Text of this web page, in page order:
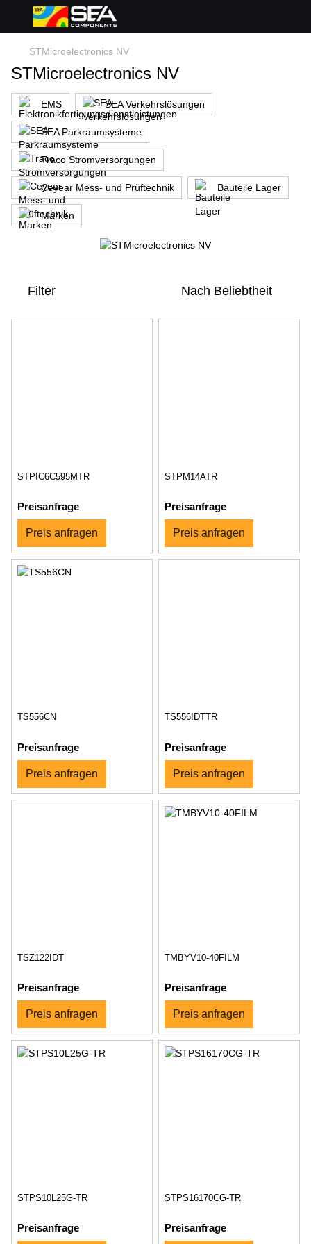
STMicroelectronics NV
STMicroelectronics NV
EMS SEA Verkehrslösungen
SEA Parkraumsysteme
Traco Stromversorgungen
Ceyear Mess- und Prüftechnik Bauteile Lager
Marken
Filter Nach Beliebtheit
STPIC6C595MTR
Preisanfrage
Preis anfragen
STPM14ATR
Preisanfrage
Preis anfragen
TS556CN
Preisanfrage
Preis anfragen
TS556IDTTR
Preisanfrage
Preis anfragen
TSZ122IDT
Preisanfrage
Preis anfragen
TMBYV10-40FILM
Preisanfrage
Preis anfragen
STPS10L25G-TR
Preisanfrage
STPS16170CG-TR
Preisanfrage